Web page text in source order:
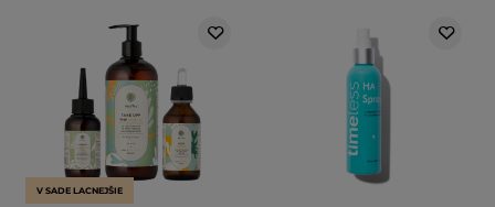
V SADE LACNEJŠIE